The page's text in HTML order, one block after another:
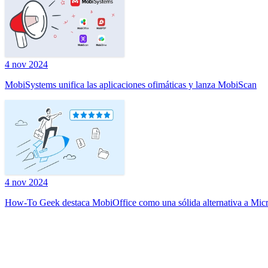
4 nov 2024
MobiSystems unifica las aplicaciones ofimáticas y lanza MobiScan
4 nov 2024
How-To Geek destaca MobiOffice como una sólida alternativa a